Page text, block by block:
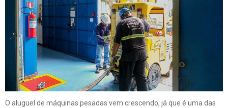
O aluguel de máquinas pesadas vem crescendo, já que é uma das